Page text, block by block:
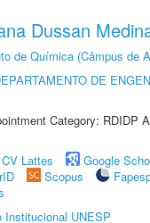
Dussan
de Química (Câmpus de
DE
Category: RDIDP
CV Lattes
Google
Scopus
Institucional UNESP